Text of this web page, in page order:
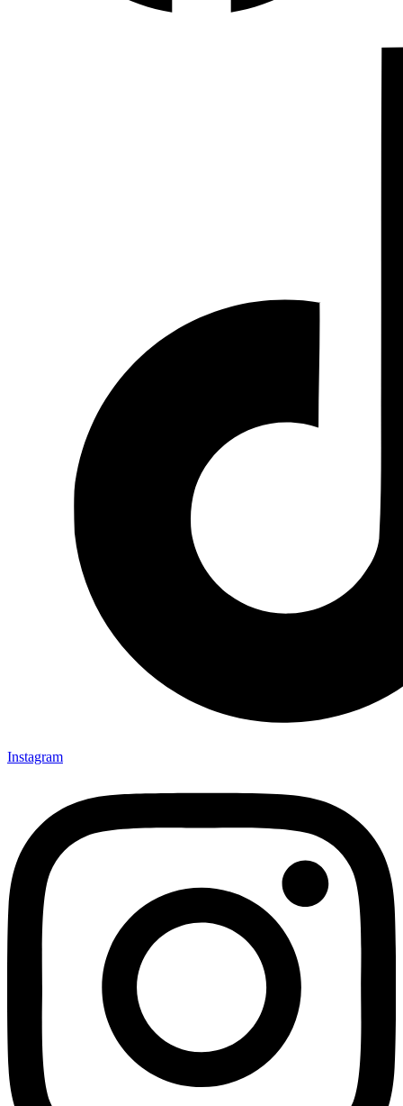
Instagram